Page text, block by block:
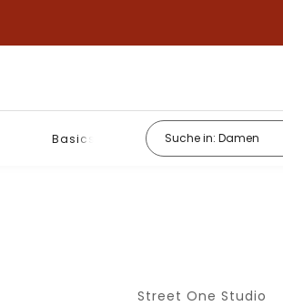
Basics
Street One Studio